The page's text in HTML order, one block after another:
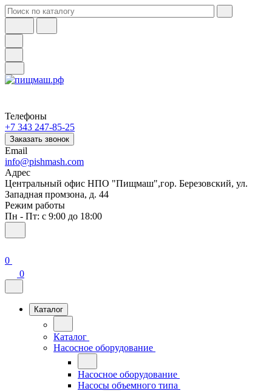
Телефоны
+7 343 247-85-25
Заказать звонок
Email
info@pishmash.com
Адрес
Центральный офис НПО "Пищмаш",гор. Березовский, ул.
Западная промзона, д. 44
Режим работы
Пн - Пт: с 9:00 до 18:00
0
0
Каталог
Каталог
Насосное оборудование
Насосное оборудование
Насосы объемного типа